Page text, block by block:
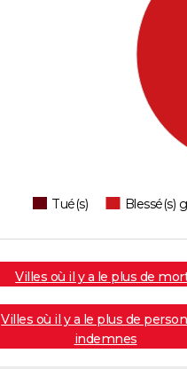
Tué(s) Blessé(s)
Villes où il y a le plus de
Villes où il y a le plus de
indemnes